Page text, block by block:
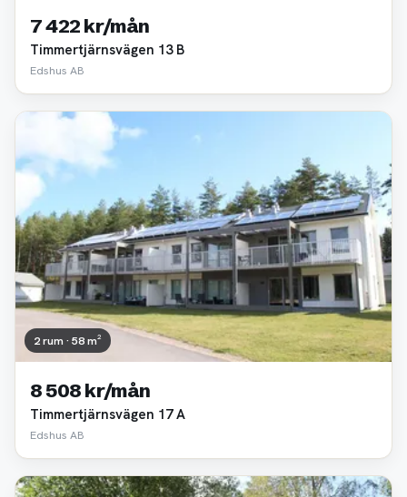
7 422 kr/mån
Timmertjärnsvägen 13 B
Edshus AB
2 rum · 58 m²
8 508 kr/mån
Timmertjärnsvägen 17 A
Edshus AB